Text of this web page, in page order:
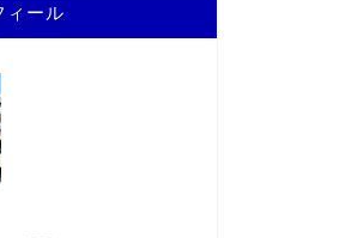
ィール